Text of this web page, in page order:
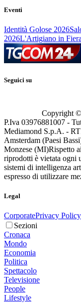
Eventi
Identità Golose 2026
2026L'Artigiano in
Seguici su
Copyright
P.Iva 03976881007 -
Mediamond S.p.A. -
Amsterdam (Paesi
Monzese (MI)Rispetto
riprodotti è vietata ogni
sistemi di intelligenza
espresso di utilizzare
Legal
CorporatePrivacy Policy
Sezioni
Cronaca
Mondo
Economia
Politica
Spettacolo
Televisione
People
Lifestyle